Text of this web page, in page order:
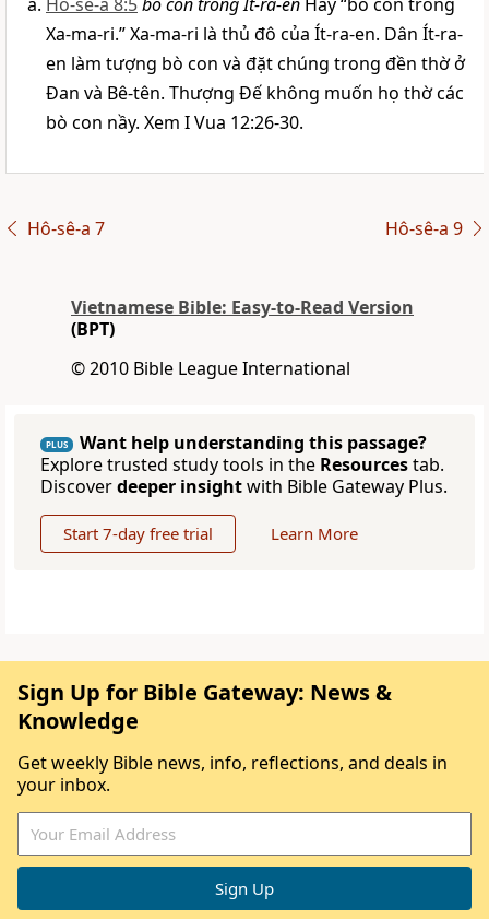
Xa-ma-ri.” Xa-ma-ri là thủ đô của Ít-ra-en. Dân Ít-ra-
en làm tượng bò con và đặt chúng trong đền thờ ở
Đan và Bê-tên. Thượng Đế không muốn họ thờ các
bò con nầy. Xem I Vua 12:26-30.
Hô-sê-a 7 Hô-sê-a 9
Vietnamese Bible: Easy-to-Read Version
(BPT)
© 2010 Bible League International
PLUS
Want help understanding this passage?
Explore trusted study tools in the Resourcestab.
Discoverdeeper insightwith Bible Gateway Plus.
Start 7-day free trial Learn More
Sign Up for Bible Gateway: News &
Knowledge
Get weekly Bible news, info, reflections, and deals in
your inbox.